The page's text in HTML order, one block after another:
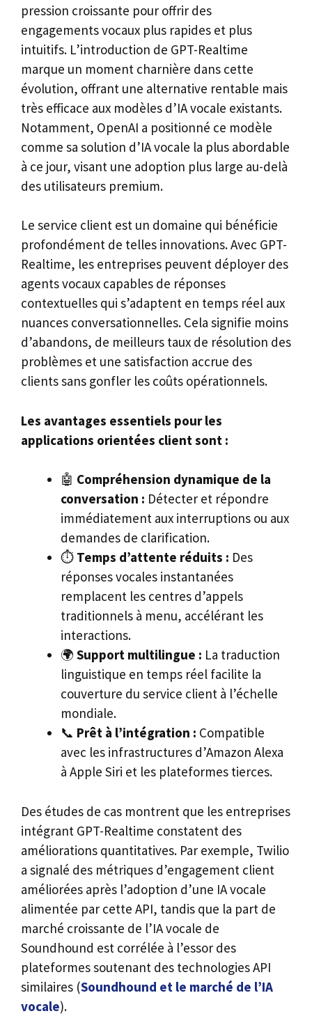
pression croissante pour offrir des
engagements vocaux plus rapides et plus
intuitifs. L’introduction de GPT-Realtime
marque un moment charnière dans cette
évolution, offrant une alternative rentable mais
très efficace aux modèles d’IA vocale existants.
Notamment, OpenAI a positionné ce modèle
comme sa solution d’IA vocale la plus abordable
à ce jour, visant une adoption plus large au-delà
des utilisateurs premium.
Le service client est un domaine qui bénéficie
profondément de telles innovations. Avec GPT-
Realtime, les entreprises peuvent déployer des
agents vocaux capables de réponses
contextuelles qui s’adaptent en temps réel aux
nuances conversationnelles. Cela signifie moins
d’abandons, de meilleurs taux de résolution des
problèmes et une satisfaction accrue des
clients sans gonfler les coûts opérationnels.
Les avantages essentiels pour les
applications orientées client sont :
🤖 Compréhension dynamique de la
conversation : Détecter et répondre
immédiatement aux interruptions ou aux
demandes de clarification.
⏱️ Temps d’attente réduits : Des
réponses vocales instantanées
remplacent les centres d’appels
traditionnels à menu, accélérant les
interactions.
🌍 Support multilingue : La traduction
linguistique en temps réel facilite la
couverture du service client à l’échelle
mondiale.
📞 Prêt à l’intégration : Compatible
avec les infrastructures d’Amazon Alexa
à Apple Siri et les plateformes tierces.
Des études de cas montrent que les entreprises
intégrant GPT-Realtime constatent des
améliorations quantitatives. Par exemple, Twilio
a signalé des métriques d’engagement client
améliorées après l’adoption d’une IA vocale
alimentée par cette API, tandis que la part de
marché croissante de l’IA vocale de
Soundhound est corrélée à l’essor des
plateformes soutenant des technologies API
similaires (Soundhound et le marché de l’IA
vocale).